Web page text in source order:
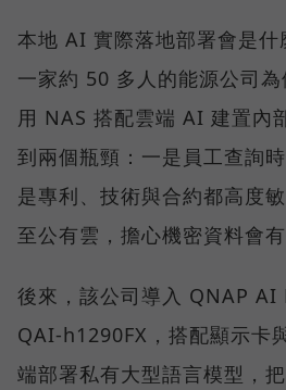
本地 AI 實際落地部署會是什
一家約 50 多人的能源公司
用 NAS 搭配雲端 AI 建置內
到兩個瓶頸：一是員工查詢
是專利、技術與合約都高度
至公有雲，擔心機密資料會有
後來，該公司導入 QNAP AI
QAI-h1290FX，搭配顯示卡
端部署私有大型語言模型，